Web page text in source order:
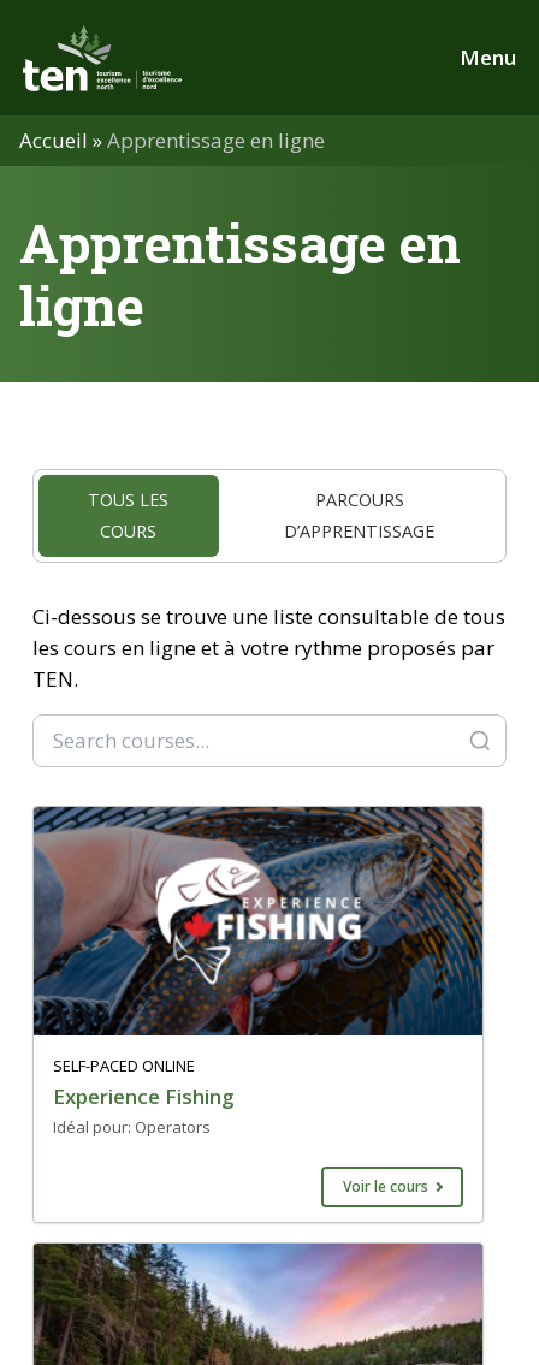
contenu
principal
Menu
Accueil »Apprentissage en ligne
Apprentissage en
ligne
TOUS LES
COURS
PARCOURS
D’APPRENTISSAGE
Ci-dessous se trouve une liste consultable de tous
les cours en ligne et à votre rythme proposés par
TEN.
SELF-PACED ONLINE
Experience Fishing
Idéal pour: Operators
Voir le cours